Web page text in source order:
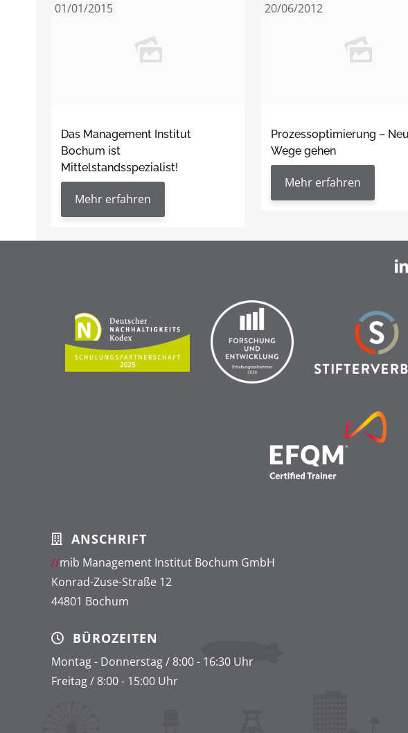
01/01/2015
Das Management Institut
Bochum ist
Mittelstandsspezialist!
Mehr erfahren
20/06/2012
Prozessoptimierung –
Wege gehen
Mehr erfahren
ANSCHRIFT
//mib Management Institut Bochum GmbH
Konrad-Zuse-Straße 12
44801 Bochum
BÜROZEITEN
Montag - Donnerstag / 8:00 - 16:30 Uhr
Freitag / 8:00 - 15:00 Uhr